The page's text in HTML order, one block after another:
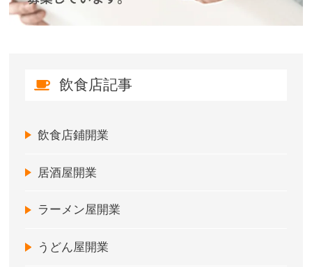
飲食店記事
飲食店鋪開業
居酒屋開業
ラーメン屋開業
うどん屋開業